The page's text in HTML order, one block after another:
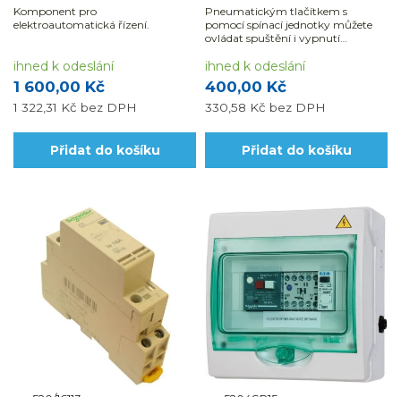
Komponent pro
elektroautomatická řízení.
1 600,00 Kč
1 322,31 Kč bez DPH
ihned k odeslání
Přidat do košíku
Pneumatickým tlačítkem s
pomocí spínací jednotky můžete
ovládat spuštění i vypnutí
400,00 Kč
330,58 Kč bez DPH
ihned k odeslání
Přidat do košíku